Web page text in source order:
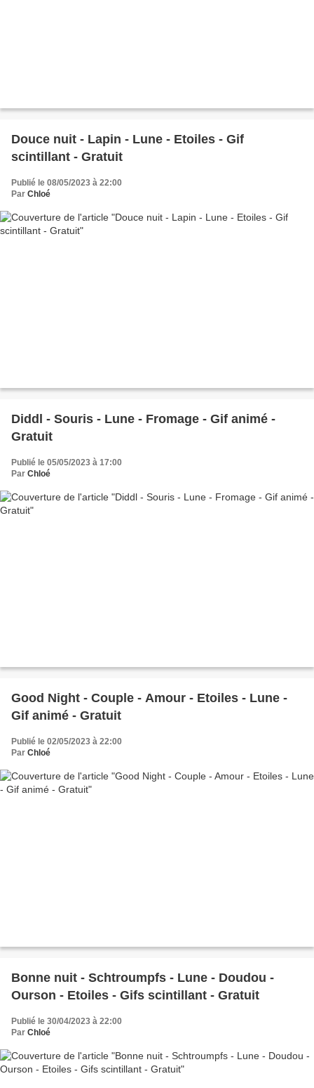
Douce nuit - Lapin - Lune - Etoiles - Gif
scintillant - Gratuit
Publié le 08/05/2023 à 22:00
Par Chloé
Diddl - Souris - Lune - Fromage - Gif animé -
Gratuit
Publié le 05/05/2023 à 17:00
Par Chloé
Good Night - Couple - Amour - Etoiles - Lune -
Gif animé - Gratuit
Publié le 02/05/2023 à 22:00
Par Chloé
Bonne nuit - Schtroumpfs - Lune - Doudou -
Ourson - Etoiles - Gifs scintillant - Gratuit
Publié le 30/04/2023 à 22:00
Par Chloé